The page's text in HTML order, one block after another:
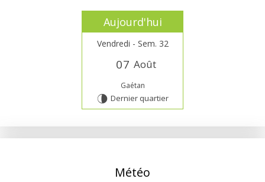
Aujourd'hui
Vendredi - Sem. 32
07 Août
Gaétan
U Dernier quartier
Météo